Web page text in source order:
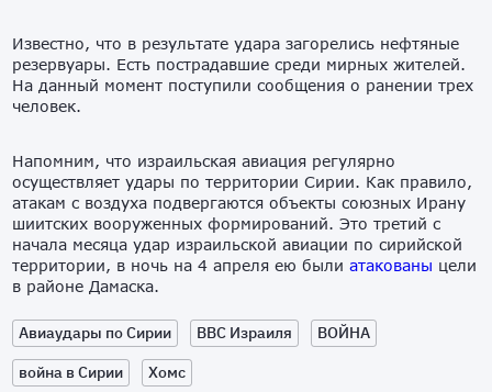
Известно, что в результате удара загорелись нефтяные
резервуары. Есть пострадавшие среди мирных жителей.
На данный момент поступили сообщения о ранении трех
человек.
Напомним, что израильская авиация регулярно
осуществляет удары по территории Сирии. Как правило,
атакам с воздуха подвергаются объекты союзных Ирану
шиитских вооруженных формирований. Это третий с
начала месяца удар израильской авиации по сирийской
территории, в ночь на 4 апреля ею былиатакованы цели
в районе Дамаска.
Авиаудары по Сирии ВВС Израиля
ВОЙНА
война в Сирии
Хомс